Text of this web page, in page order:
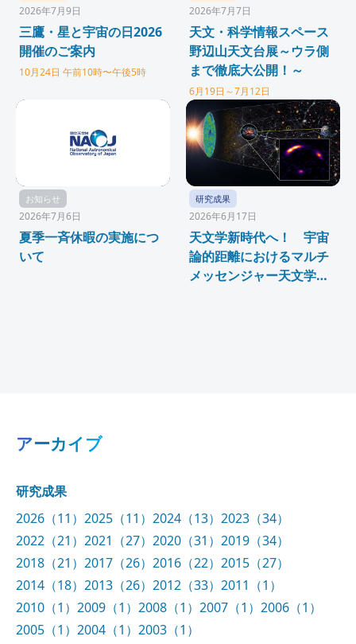
2026年7月9日
三鷹・星と宇宙の日2026
開催のご案内
10月24日 午前10時〜午後5時
2026年7月7日
天文・科学情報スペース
野辺山天文台展～ウラ側
まで徹底大公開！～
6月19日～7月12日
お知らせ
2026年7月6日
夏季一斉休暇の実施につ
いて
研究成果
2026年6月17日
天文学新時代へ！ 宇宙
論的距離におけるマルチ
メッセンジャー天文学の
アーカイブ
研究成果
2026（11） 2025（11） 2024（13） 2023（34）
2022（21） 2021（27） 2020（31） 2019（34）
2018（21） 2017（26） 2016（22） 2015（27）
2014（18） 2013（26） 2012（33） 2011（1）
2010（1） 2009（1） 2008（1） 2007（1） 2006（1）
2005（1） 2004（1） 2003（1）